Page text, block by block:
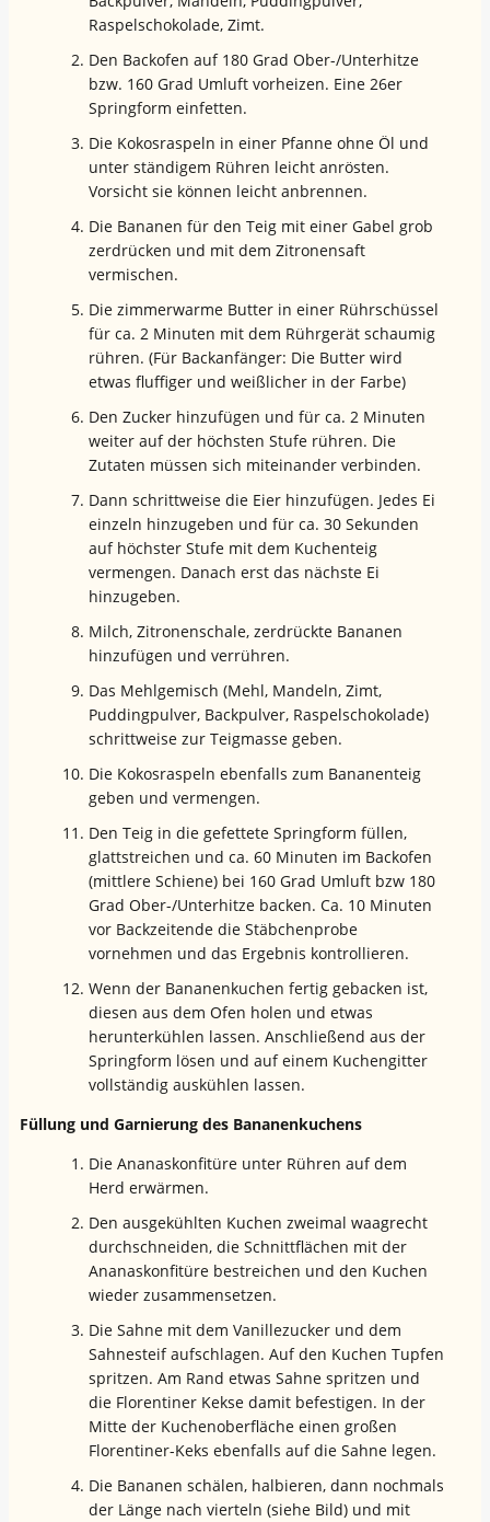
Raspelschokolade, Zimt.
Den Backofen auf 180 Grad Ober-/Unterhitze
bzw. 160 Grad Umluft vorheizen. Eine 26er
Springform einfetten.
Die Kokosraspeln in einer Pfanne ohne Öl und
unter ständigem Rühren leicht anrösten.
Vorsicht sie können leicht anbrennen.
Die Bananen für den Teig mit einer Gabel grob
zerdrücken und mit dem Zitronensaft
vermischen.
Die zimmerwarme Butter in einer Rührschüssel
für ca. 2 Minuten mit dem Rührgerät schaumig
rühren. (Für Backanfänger: Die Butter wird
etwas fluffiger und weißlicher in der Farbe)
Den Zucker hinzufügen und für ca. 2 Minuten
weiter auf der höchsten Stufe rühren. Die
Zutaten müssen sich miteinander verbinden.
Dann schrittweise die Eier hinzufügen. Jedes Ei
einzeln hinzugeben und für ca. 30 Sekunden
auf höchster Stufe mit dem Kuchenteig
vermengen. Danach erst das nächste Ei
hinzugeben.
Milch, Zitronenschale, zerdrückte Bananen
hinzufügen und verrühren.
Das Mehlgemisch (Mehl, Mandeln, Zimt,
Puddingpulver, Backpulver, Raspelschokolade)
schrittweise zur Teigmasse geben.
Die Kokosraspeln ebenfalls zum Bananenteig
geben und vermengen.
Den Teig in die gefettete Springform füllen,
glattstreichen und ca. 60 Minuten im Backofen
(mittlere Schiene) bei 160 Grad Umluft bzw 180
Grad Ober-/Unterhitze backen. Ca. 10 Minuten
vor Backzeitende die Stäbchenprobe
vornehmen und das Ergebnis kontrollieren.
Wenn der Bananenkuchen fertig gebacken ist,
diesen aus dem Ofen holen und etwas
herunterkühlen lassen. Anschließend aus der
Springform lösen und auf einem Kuchengitter
vollständig auskühlen lassen.
Füllung und Garnierung des Bananenkuchens
Die Ananaskonfitüre unter Rühren auf dem
Herd erwärmen.
Den ausgekühlten Kuchen zweimal waagrecht
durchschneiden, die Schnittflächen mit der
Ananaskonfitüre bestreichen und den Kuchen
wieder zusammensetzen.
Die Sahne mit dem Vanillezucker und dem
Sahnesteif aufschlagen. Auf den Kuchen Tupfen
spritzen. Am Rand etwas Sahne spritzen und
die Florentiner Kekse damit befestigen. In der
Mitte der Kuchenoberfläche einen großen
Florentiner-Keks ebenfalls auf die Sahne legen.
Die Bananen schälen, halbieren, dann nochmals
der Länge nach vierteln (siehe Bild) und mit